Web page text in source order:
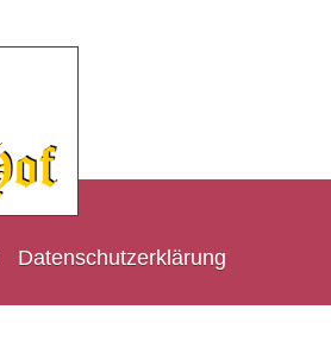
Datenschutzerklärung